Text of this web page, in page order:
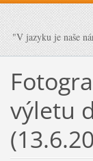
"V jazyku je naše
výletu